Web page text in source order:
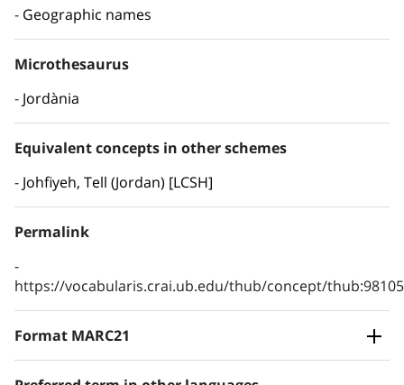
Geographic names
Microthesaurus
Jordània
Equivalent concepts in other schemes
Johfiyeh, Tell (Jordan) [LCSH]
Permalink
https://vocabularis.crai.ub.edu/thub/concept/
Format MARC21